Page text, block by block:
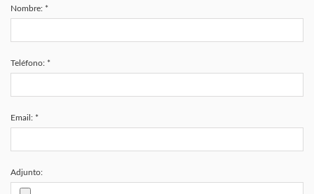
Nombre: *
Teléfono: *
Email: *
Adjunto: